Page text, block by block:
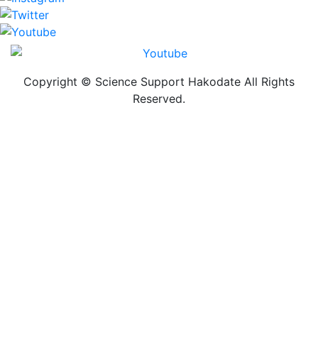
Copyright © Science Support Hakodate All Rights
Reserved.